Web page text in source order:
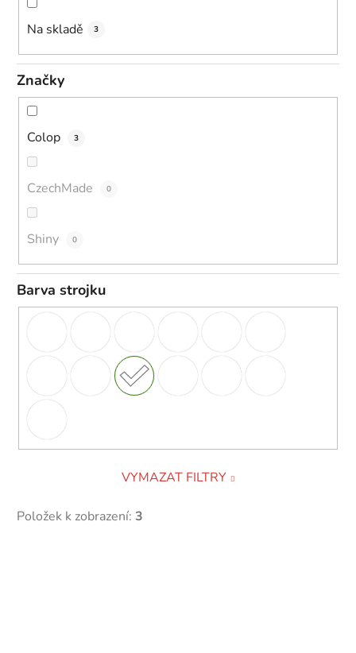
ů
Na skladě 3
Značky
Colop 3
CzechMade 0
Shiny 0
Barva strojku
VYMAZAT FILTRY
Položek k zobrazení: 3